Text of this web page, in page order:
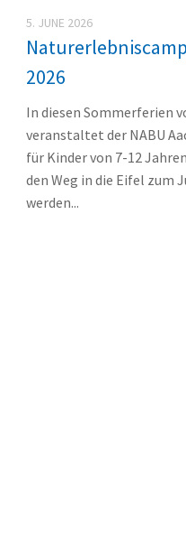
5. JUNE 2026
2026
In diesen Sommerferien
veranstaltet der NABU
für Kinder von 7-12
den Weg in die Eifel zum
werden...